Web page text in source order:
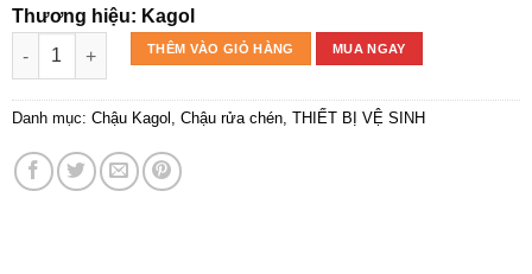
Thương hiệu: Kagol
Chậu rửa chén Nano đen 1 hố Kagol KND6045 số lượng
THÊM VÀO GIỎ HÀNG MUA NGAY
Danh mục: Chậu Kagol , Chậu rửa chén, THIẾT BỊ VỆ SINH